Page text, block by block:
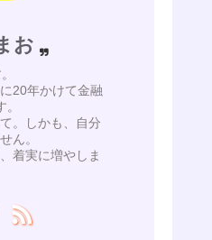
お
20年かけて金融
。しかも、自分
ん。
着実に増やしま